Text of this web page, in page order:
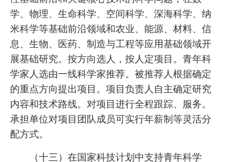
学、物理、生命科学、空间科学、深海科学、纳
米科学等基础前沿领域和农业、能源、材料、信
息、生物、医药、制造与工程等应用基础领域开
展基础研究。按方向选人，按人定项目。青年科
学家人选由一线科学家推荐。被推荐人根据确定
的重点方向提出项目。项目负责人自主确定研究
内容和技术路线。对项目进行全程跟踪、服务。
承担单位对项目团队成员可实行年薪制等灵活分
配方式。
（十三）在国家科技计划中支持青年科学